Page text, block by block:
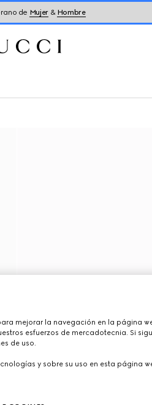
de Mujer& Hombre
mejorar la navegación en la página
esfuerzos de mercadotecnia. Si
de uso.
y sobre su uso en esta página